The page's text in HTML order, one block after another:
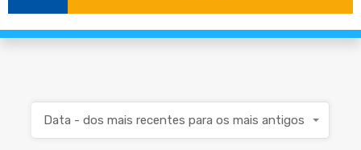
Data - dos mais recentes para os mais antigos